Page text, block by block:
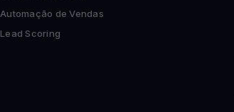
Automação de Vendas
Lead Scoring